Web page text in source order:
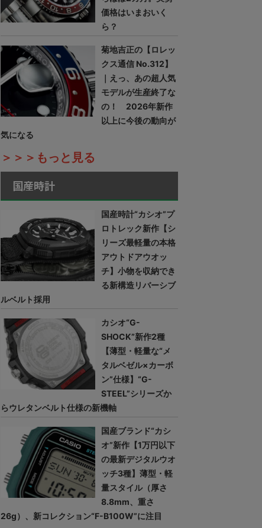
価格はいまおいく
ら？
菊地吉正の【ロレッ
クス通信 No.312】
｜えっ、あの超人気
モデルが生産終了な
の！ 2026年新作
以上に今後の動向が
気になる
＞＞＞もっと見る
国産時計
国産時計“カシオ”プ
ロトレック新作【シ
リーズ最軽量の本格
アウトドアウオッ
チ】小物を収納でき
る新構造リバーシブ
ルベルト採用
カシオ“G-
SHOCK”新作2種
【薄型・軽量な“メ
タルベゼル×カーボ
ン”仕様】“G-
STEEL”シリーズか
らウレタンベルト仕様の新機軸
国産ブランド“カシ
オ”新作【1万円以下
の最新デジタルウオ
ッチ3種】薄型・軽
量スタイル（厚さ
8.8mm、重さ
26g）、新コレクション“F-B100W”に注目